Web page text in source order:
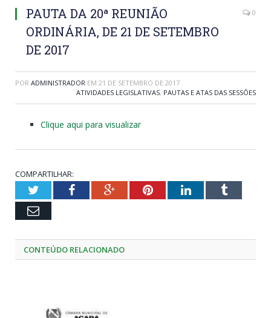
PAUTA DA 20ª REUNIÃO
ORDINÁRIA, DE 21 DE SETEMBRO
DE 2017
0
POR ADMINISTRADOR EM 21 DE SETEMBRO DE 2017
ATIVIDADES LEGISLATIVAS, PAUTAS E ATAS DAS SESSÕES
Clique aqui para visualizar
COMPARTILHAR:
TwitterFacebookGoogle+PinterestLinkedInTumblr
Email
CONTEÚDO RELACIONADO